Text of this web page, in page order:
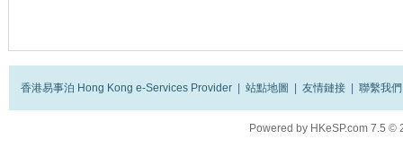
香港易事泊 Hong Kong e-Services Provider 站點地圖 友情鏈接 聯繫我們
Powered by HKeSP.com 7.5 ©